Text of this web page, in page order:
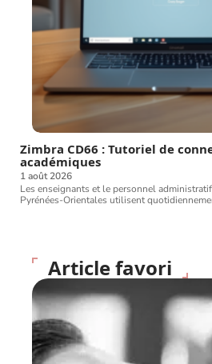
Zimbra CD66 : Tutoriel de
académiques
1 août 2026
Les enseignants et le personnel
Pyrénées-Orientales utilisent
Article favori